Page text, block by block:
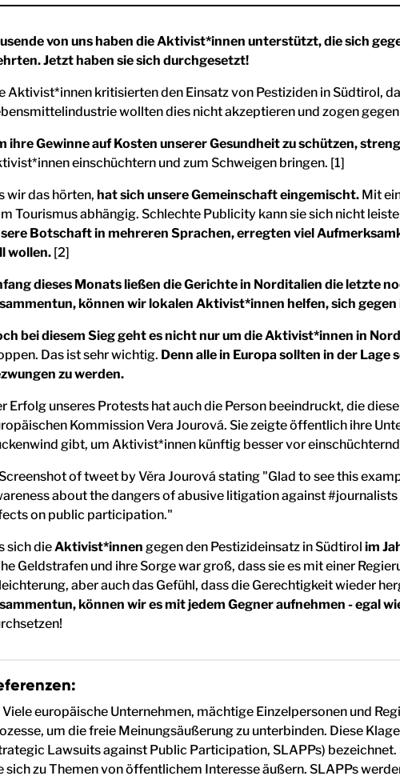
von uns haben die Aktivist*innen unterstützt, die sich
Jetzt haben sie sich durchgesetzt!
Aktivist*innen kritisierten den Einsatz von Pestiziden in Südtirol,
wollten dies nicht akzeptieren und zogen
ihre Gewinne auf Kosten unserer Gesundheit zu schützen,
einschüchtern und zum Schweigen bringen. [1]
wir das hörten, hat sich unsere Gemeinschaft eingemischt. Mit
Tourismus abhängig. Schlechte Publicity kann sie sich nicht
Botschaft in mehreren Sprachen, erregten viel
wollen. [2]
dieses Monats ließen die Gerichte in Norditalien die letzte
können wir lokalen Aktivist*innen helfen, sich
bei diesem Sieg geht es nicht nur um die Aktivist*innen in
Das ist sehr wichtig. Denn alle in Europa sollten in der
zu werden.
Erfolg unseres Protests hat auch die Person beeindruckt, die
Kommission Vera Jourová. Sie zeigte öffentlich ihre
gibt, um Aktivist*innen künftig besser vor
sich dieAktivist*innen gegen den Pestizideinsatz in Südtirol im
Geldstrafen und ihre Sorge war groß, dass sie es mit einer
aber auch das Gefühl, dass die Gerechtigkeit wieder
können wir es mit jedem Gegner aufnehmen - egal
Viele europäische Unternehmen, mächtige Einzelpersonen und
um die freie Meinungsäußerung zu unterbinden. Diese
Lawsuits against Public Participation, SLAPPs)
sich zu Themen von öffentlichem Interesse äußern. SLAPPs